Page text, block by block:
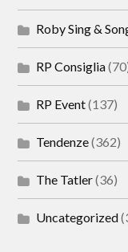
Roby Sing &
RP Consiglia
RP Event(137)
Tendenze(362)
The Tatler(36)
Uncategorized